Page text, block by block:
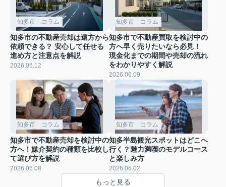
知多市 コラム
知多市の不動産売却は遠方から
依頼できる？ 安心して任せる
進め方と注意点を解説
2026.06.12
知多市 コラム
知多市で不動産買取を検討中の
方へ早く売りたいなら必見！
現金化までの期間や売却の流れ
をわかりやすく解説
2026.06.09
知多市 コラム
知多市で不動産売却を検討中の
方へ！媒介契約の種類を比較し
て選び方を解説
2026.06.08
知多市 コラム
知多半島観光スポットはどこへ
行く？魅力満喫のモデルコース
と楽しみ方
2026.06.02
もっと見る